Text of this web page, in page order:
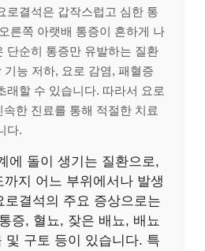
로결석은 갑작스럽고 심한 통
른쪽 아랫배 통증이 흔하게 나
단순히 통증만 유발하는 질환
기능 저하, 요로 감염, 패혈증
래할 수 있습니다. 따라서 요로
한 진료를 통해 적절한 치료
다.
에 돌이 생기는 질환으로,
지 어느 부위에서나 발생
로결석의 주요 증상으로는
증, 혈뇨, 잦은 배뇨, 배뇨
및 구토 등이 있습니다. 특